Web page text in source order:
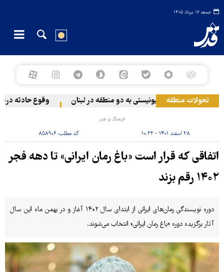
جمعه ۱۶ مرداد ۱۴۰۵
تحولات منطقه
حمله رژیم صهیونیستی به دو منطقه در لبنان وقوع حادثه
فرهنگ و هنر
۲۸ اسفند ۱۴۰۱ - ۱۰:۲۲ کد مطلب:۸۵۸۹۰۶
اتفاقی که قرار است «باغ رمان ایرانی» تا دهه فجر
۱۴۰۲ رقم بزند
دوره نویسندگی رمان‌های ایرانی از ابتدای سال ۱۴۰۲ آغاز و در بهمن ماه این سال
آثار برگزیده دوره «باغ رمان ایرانی» انتخاب می‌شوند.